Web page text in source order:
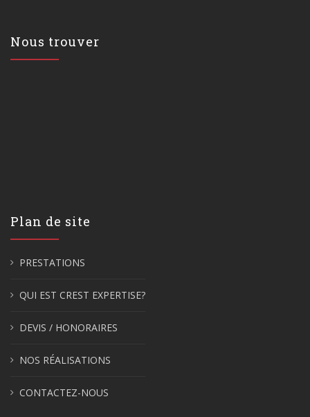
Nous trouver
Plan de site
PRESTATIONS
QUI EST CREST EXPERTISE?
DEVIS / HONORAIRES
NOS RÉALISATIONS
CONTACTEZ-NOUS